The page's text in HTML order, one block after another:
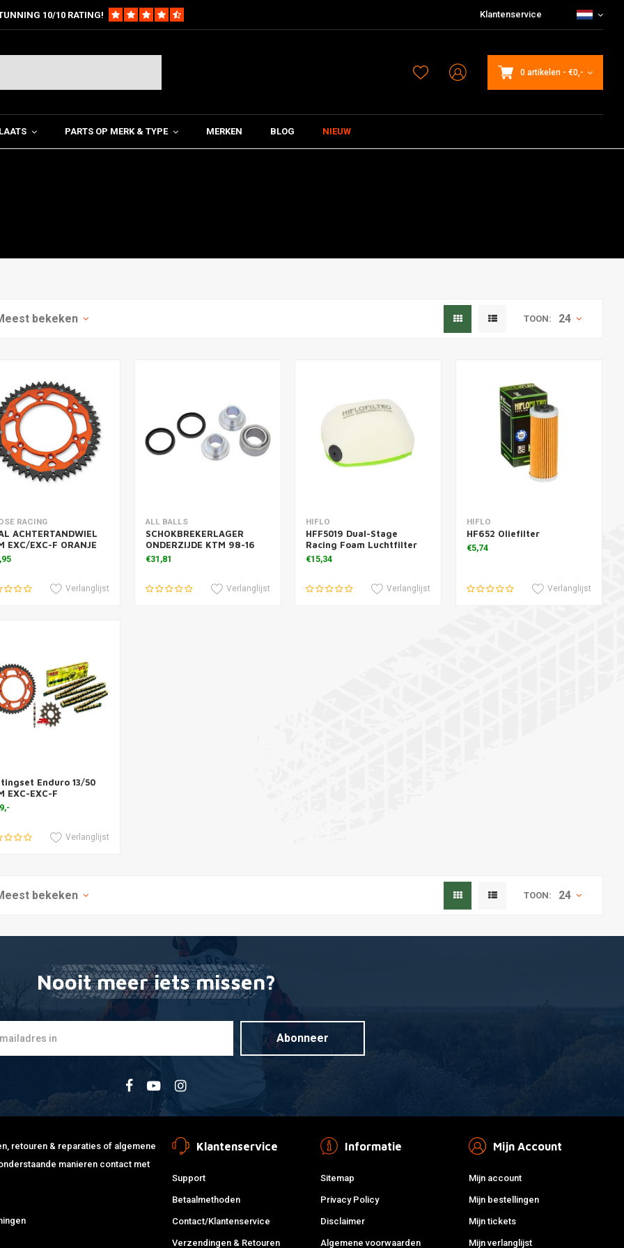
10/10 RATING! Klantenservice
0 artikelen - €0,-
PARTS OP MERK & TYPE MERKEN BLOG NIEUW
bekeken TOON: 24
aan winkelwagen
RACING
ACHTERTANDWIEL
EXC/EXC-F ORANJE
Verlanglijst
Toevoegen aan winkelwagen
ALL BALLS
SCHOKBREKERLAGER
ONDERZIJDE KTM 98-16
€31,81
Verlanglijst
Toevoegen aan winkelwagen
HIFLO
HFF5019 Dual-Stage
Racing Foam Luchtfilter
€15,34
Verlanglijst
Toevoegen aan winkelwagen
HIFLO
HF652 Oliefilter
€5,74
Verlanglijst
aan winkelwagen
Enduro 13/50
EXC-EXC-F
Verlanglijst
bekeken TOON: 24
Nooit meer iets missen?
Abonneer
retouren & reparaties of algemene
manieren contact met
Klantenservice
Support
Betaalmethoden
Contact/Klantenservice
Verzendingen & Retouren
Informatie
Sitemap
Privacy Policy
Disclaimer
Algemene voorwaarden
Mijn Account
Mijn account
Mijn bestellingen
Mijn tickets
Mijn verlanglijst